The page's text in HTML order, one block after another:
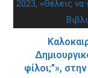
φίλοι;”»,